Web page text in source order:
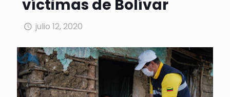
víctimas de Bolívar
julio 12, 2020